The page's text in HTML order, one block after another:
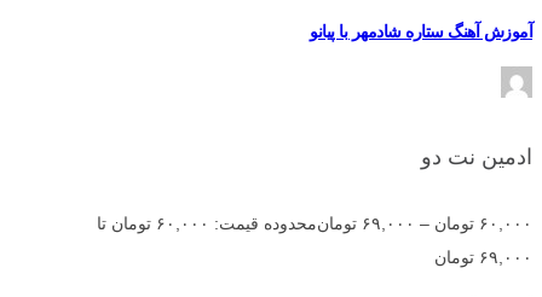
آموزش آهنگ ستاره شادمهر با پیانو
ادمین نت دو
۶۰,۰۰۰ تومان – ۶۹,۰۰۰ تومان
محدوده قیمت: ۶۰,۰۰۰ تومان تا
۶۹,۰۰۰ تومان